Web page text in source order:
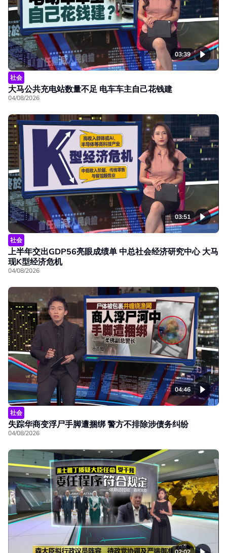
03:39
社会
大马公共充电站数量不足 电车车主自己花钱建
04/08/2026
03:51
社会
上半年交出GDP56亮眼成绩单 中总社会经济研究中心 大马
现K型经济危机
04/08/2026
04:46
社会
失踪华商变浮尸手脚遭捆绑 警方不排除涉债务纠纷
04/08/2026